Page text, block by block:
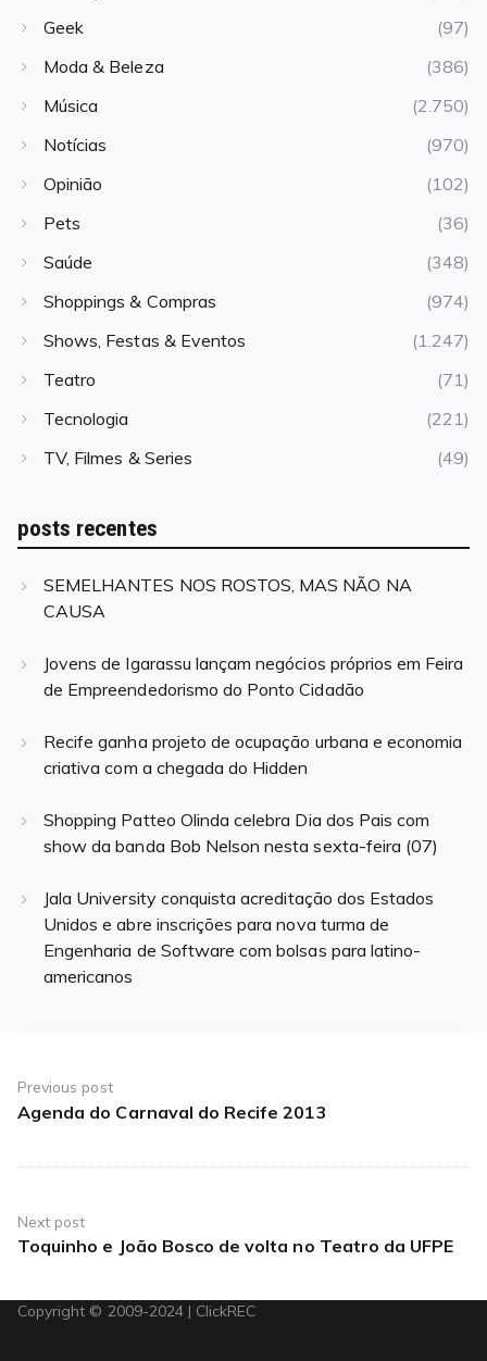
Geek
(97)
Moda & Beleza
(386)
Música
(2.750)
Notícias
(970)
Opinião
(102)
Pets
(36)
Saúde
(348)
Shoppings & Compras
(974)
Shows, Festas & Eventos
(1.247)
Teatro
(71)
Tecnologia
(221)
TV, Filmes & Series
(49)
posts recentes
SEMELHANTES NOS ROSTOS, MAS NÃO NA
CAUSA
Jovens de Igarassu lançam negócios próprios em Feira
de Empreendedorismo do Ponto Cidadão
Recife ganha projeto de ocupação urbana e economia
criativa com a chegada do Hidden
Shopping Patteo Olinda celebra Dia dos Pais com
show da banda Bob Nelson nesta sexta-feira (07)
Jala University conquista acreditação dos Estados
Unidos e abre inscrições para nova turma de
Engenharia de Software com bolsas para latino-
americanos
de
Post
Previous post
Previous
Agenda do Carnaval do Recife 2013
Next post
Next
Toquinho e João Bosco de volta no Teatro da UFPE
Copyright © 2009-2024 | ClickREC